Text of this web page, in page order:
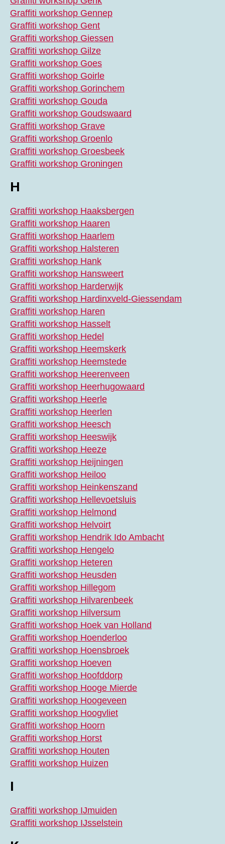
Graffiti workshop Gennep
Graffiti workshop Gent
Graffiti workshop Giessen
Graffiti workshop Gilze
Graffiti workshop Goes
Graffiti workshop Goirle
Graffiti workshop Gorinchem
Graffiti workshop Gouda
Graffiti workshop Goudswaard
Graffiti workshop Grave
Graffiti workshop Groenlo
Graffiti workshop Groesbeek
Graffiti workshop Groningen
H
Graffiti workshop Haaksbergen
Graffiti workshop Haaren
Graffiti workshop Haarlem
Graffiti workshop Halsteren
Graffiti workshop Hank
Graffiti workshop Hansweert
Graffiti workshop Harderwijk
Graffiti workshop Hardinxveld-Giessendam
Graffiti workshop Haren
Graffiti workshop Hasselt
Graffiti workshop Hedel
Graffiti workshop Heemskerk
Graffiti workshop Heemstede
Graffiti workshop Heerenveen
Graffiti workshop Heerhugowaard
Graffiti workshop Heerle
Graffiti workshop Heerlen
Graffiti workshop Heesch
Graffiti workshop Heeswijk
Graffiti workshop Heeze
Graffiti workshop Heijningen
Graffiti workshop Heiloo
Graffiti workshop Heinkenszand
Graffiti workshop Hellevoetsluis
Graffiti workshop Helmond
Graffiti workshop Helvoirt
Graffiti workshop Hendrik Ido Ambacht
Graffiti workshop Hengelo
Graffiti workshop Heteren
Graffiti workshop Heusden
Graffiti workshop Hillegom
Graffiti workshop Hilvarenbeek
Graffiti workshop Hilversum
Graffiti workshop Hoek van Holland
Graffiti workshop Hoenderloo
Graffiti workshop Hoensbroek
Graffiti workshop Hoeven
Graffiti workshop Hoofddorp
Graffiti workshop Hooge Mierde
Graffiti workshop Hoogeveen
Graffiti workshop Hoogvliet
Graffiti workshop Hoorn
Graffiti workshop Horst
Graffiti workshop Houten
Graffiti workshop Huizen
I
Graffiti workshop IJmuiden
Graffiti workshop IJsselstein